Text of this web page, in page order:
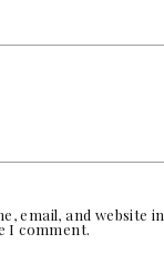
email, and website
I comment.